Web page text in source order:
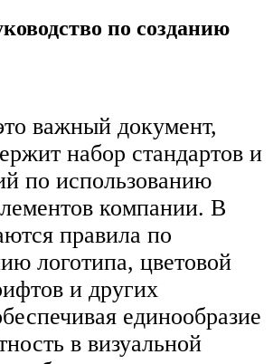
по созданию
важный документ,
набор стандартов и
по использованию
компании. В
правила по
логотипа, цветовой
и других
единообразие
в визуальной